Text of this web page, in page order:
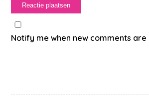
Notify me when new comments are